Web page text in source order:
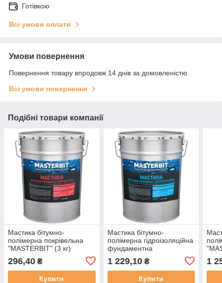
Готівкою
Всі умови оплати
Умови повернення
Повернення товару впродовж 14 днів за домовленістю
Всі умови повернення
Подібні товари компанії
Мастика бітумно-
полімерна покрівельна
"MASTERBIT" (3 кг)
296,40 ₴
Купити
Мастика бітумно-
полімерна гідроізоляційна
фундаментна
1 229,10₴
Купити
1